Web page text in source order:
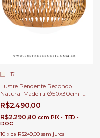
+17
Lustre Pendente Redondo
Natural Madeira Ø50x30cm 1x
E-27 Cúpula Tecido Para Mesa
de Jantar | Linha Carimbó
R$2.490,00
R$2.290,80 com PIX • TED •
DOC
10 x de R$249,00 sem juros